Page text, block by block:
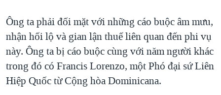
Ông ta phải đối mặt với những cáo buộc âm mưu,
nhận hối lộ và gian lận thuế liên quan đến phi vụ
này. Ông ta bị cáo buộc cùng với năm người khác
trong đó có Francis Lorenzo, một Phó đại sứ Liên
Hiệp Quốc từ Cộng hòa Dominicana.